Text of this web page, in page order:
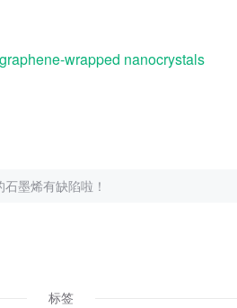
wrapped nanocrystals
墨烯有缺陷啦！
标签